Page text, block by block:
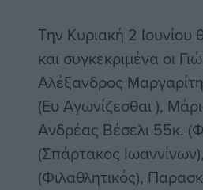
Την Κυριακή 2
και συγκεκριμένα οι
Αλέξανδρος
(Ευ Αγωνίζεσθαι ),
Ανδρέας Βέσελι 55κ.
(Σπάρτακος
(Φιλαθλητικός),